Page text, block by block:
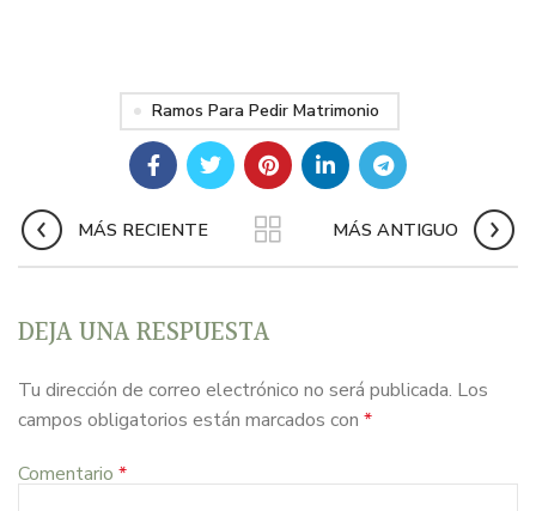
Ramos Para Pedir Matrimonio
MÁS RECIENTE MÁS ANTIGUO
DEJA UNA RESPUESTA
Tu dirección de correo electrónico no será publicada. Los
campos obligatorios están marcados con *
Comentario *